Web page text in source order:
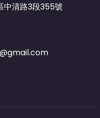
中清路3段355號